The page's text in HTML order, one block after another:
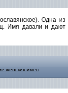
Одна из
Имя давали и дают
женских имен